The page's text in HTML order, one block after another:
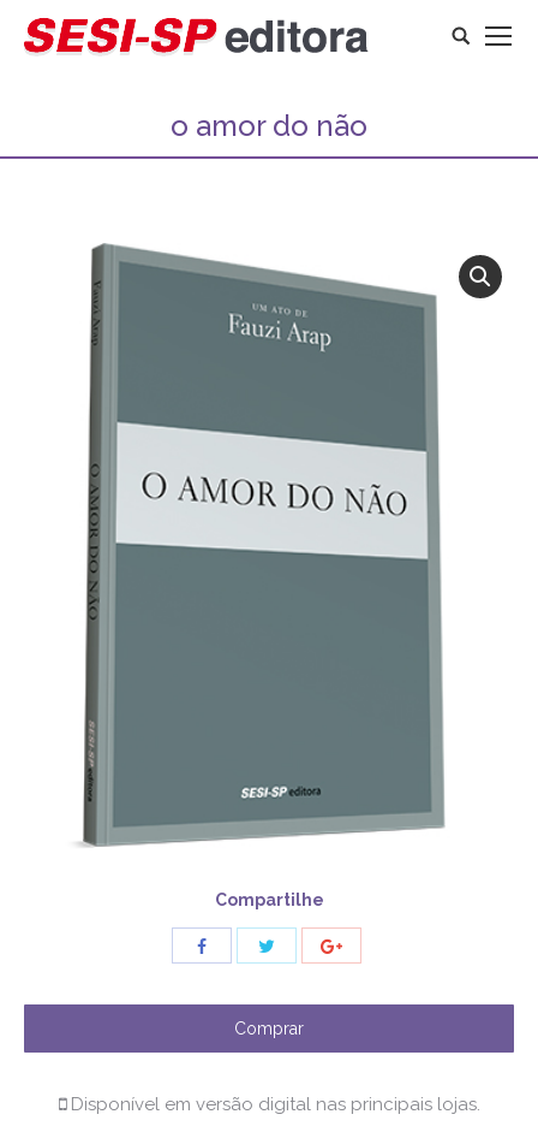
Search:
o amor do não
Compartilhe
Share Share
Comprar
Disponível em versão digital nas principais lojas.